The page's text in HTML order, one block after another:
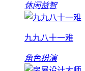
休闲益智
九九八十一难
角色扮演